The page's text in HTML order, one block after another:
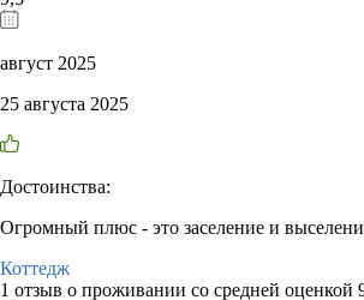
август 2025
25 августа 2025
Достоинства:
Огромный плюс - это заселение и
Коттедж
1 отзыв о проживании со средней оценкой